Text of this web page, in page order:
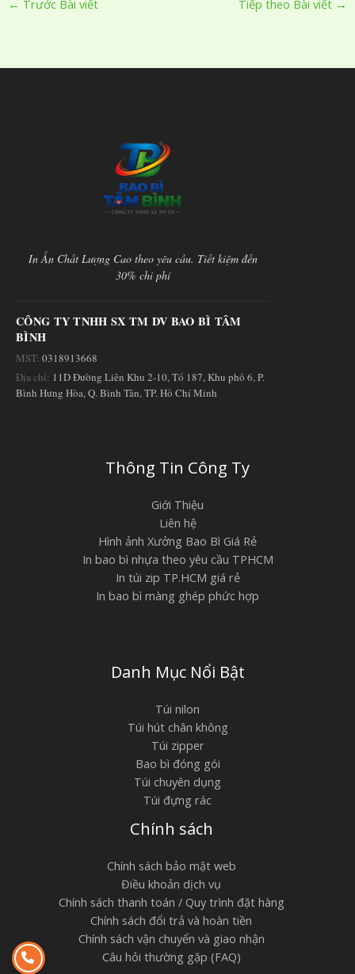
← Trước Bài viết Tiếp theo Bài viết →
In Ấn Chất Lượng Cao theo yêu cầu. Tiết kiệm đến
30% chi phí
CÔNG TY TNHH SX TM DV BAO BÌ TÂM
BÌNH
MST: 0318913668
Địa chỉ: 11D Đường Liên Khu 2-10, Tổ 187, Khu phố 6, P.
Bình Hưng Hòa, Q. Bình Tân, TP. Hồ Chí Minh
Thông Tin Công Ty
Giới Thiệu
Liên hệ
Hình ảnh Xưởng Bao Bì Giá Rẻ
In bao bì nhựa theo yêu cầu TPHCM
In túi zip TP.HCM giá rẻ
In bao bì màng ghép phức hợp
Danh Mục Nổi Bật
Túi nilon
Túi hút chân không
Túi zipper
Bao bì đóng gói
Túi chuyên dụng
Túi đựng rác
Chính sách
Chính sách bảo mật web
Điều khoản dịch vụ
Chính sách thanh toán / Quy trình đặt hàng
Chính sách đổi trả và hoàn tiền
Chính sách vận chuyển và giao nhận
Câu hỏi thường gặp (FAQ)